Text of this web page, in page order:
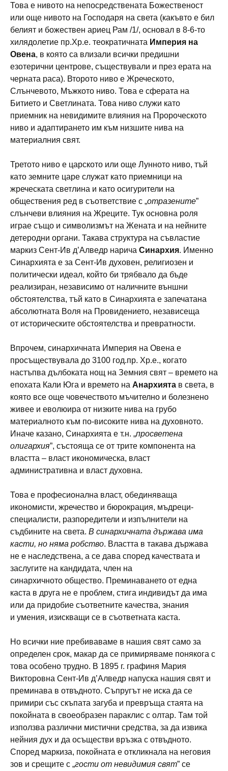
Това е нивото на непосредствената Божественост
или още нивото на Господаря на света (какъвто е бил
белият и божествен ариец Рам /1/, основал в 8-6-то
хилядолетие пр.Хр.е. теократичната Империя на
Овена, в която са влизали всички предишни
езотерични центрове, съществували и през ерата на
черната раса). Второто ниво е Жреческото,
Слънчевото, Мъжкото ниво. Това е сферата на
Битието и Светлината. Това ниво служи като
приемник на невидимите влияния на Пророческото
ниво и адаптирането им към низшите нива на
материалния свят.
Третото ниво е царското или още Лунното ниво, тъй
като земните царе служат като приемници на
жреческата светлина и като осигурители на
обществения ред в съответствие с „отразените”
слънчеви влияния на Жреците. Тук основна роля
играе също и символизмът на Жената и на нейните
детеродни органи. Такава структура на съвластие
маркиз Сент-Ив д’Алведр нарича Синархия. Именно
Синархията е за Сент-Ив духовен, религиозен и
политически идеал, който би трябвало да бъде
реализиран, независимо от наличните външни
обстоятелства, тъй като в Синархията е запечатана
абсолютната Воля на Провидението, независеща
от историческите обстоятелства и превратности.
Впрочем, синархичната Империя на Овена е
просъществувала до 3100 год.пр. Хр.е., когато
настъпва дълбоката нощ на Земния свят – времето на
епохата Кали Юга и времето на Анархията в света, в
която все още човечеството мъчително и болезнено
живее и еволюира от низките нива на грубо
материалното към по-високите нива на духовното.
Иначе казано, Синархията е т.н. „просветена
олигархия”, състояща се от трите компонента на
властта – власт икономическа, власт
административна и власт духовна.
Това е професионална власт, обединяваща
икономисти, жречество и бюрокрация, мъдреци-
специалисти, разпоредители и изпълнители на
съдбините на света. В синархичната държава има
касти, но няма робство. Властта в такава държава
не е наследствена, а се дава според качествата и
заслугите на кандидата, член на
синархичното общество. Преминаването от една
каста в друга не е проблем, стига индивидът да има
или да придобие съответните качества, знания
и умения, изискващи се в съответната каста.
Но всички ние пребиваваме в нашия свят само за
определен срок, макар да се примиряваме понякога с
това особено трудно. В 1895 г. графиня Мария
Викторовна Сент-Ив д’Алведр напуска нашия свят и
преминава в отвъдното. Съпругът не иска да се
примири със скъпата загуба и превръща стаята на
покойната в своеобразен параклис с олтар. Там той
използва различни мистични средства, за да извика
нейния дух и да осъществи връзка с отвъдното.
Според маркиза, покойната е откликнала на неговия
зов и срещите с „гости от невидимия свят” се